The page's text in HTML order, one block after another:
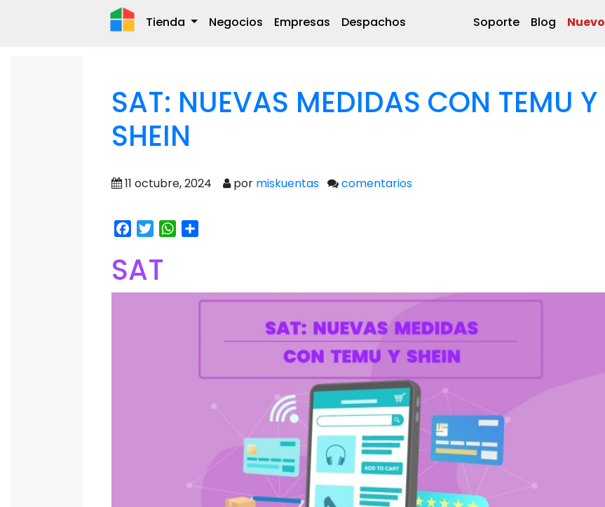
Tienda Negocios Empresas Despachos Soporte Blog Nuevo
SAT: NUEVAS MEDIDAS CON TEMU Y
SHEIN
11 octubre, 2024 por miskuentas comentarios
Facebook
TwitterWhatsApp
SAT